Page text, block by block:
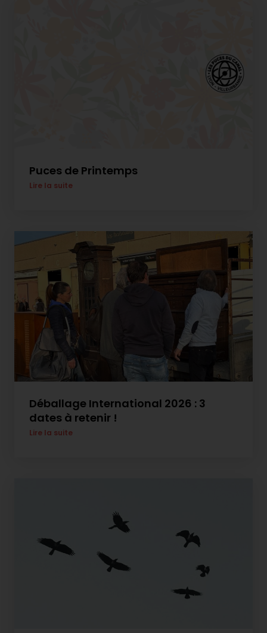
Puces de Printemps
Lire la suite
Déballage International 2026 : 3
dates à retenir !
Lire la suite